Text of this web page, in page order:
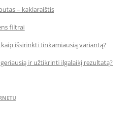
– kaklaraištis
filtrai
išsirinkti tinkamiausią variantą?
ir užtikrinti ilgalaikį rezultatą?